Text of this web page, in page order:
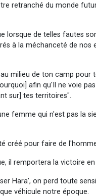
retranché du monde
lorsque de telles fautes
à la méchanceté de nos
milieu de ton camp pour
afin qu'Il ne voie
sur] tes territoires".
femme qui n'est pas la
créé pour faire de
il remportera la victoire
Hara’, on perd toute
véhicule notre époque.